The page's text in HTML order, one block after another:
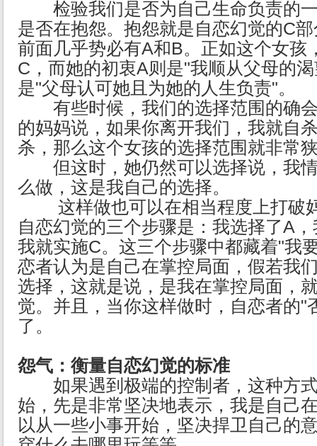
检验我们是否为自己生命负责的一
是否在抱怨。抱怨就是自恋幻觉的C
前面几乎势必有A和B。正如这个女孩
C，而她的初衷A则是"我顺从父母的
是"父母认可她且为她的人生负责"。
有些时候，我们的选择范围的确会
的妈妈说，如果你离开我们，我就自
杀，那么这个女孩的选择范围就非常
但这时，她仍然可以选择说，我情
么做，这是我自己的选择。
这样做也可以在相当程度上打破
自恋幻觉的三个步骤是：我选择了A
我就实施C。这三个步骤中都藏着"我
恋者认为是自己在掌控局面，假若我
选择，这就是说，是我在掌控局面，
觉。并且，当你这样做时，自恋者的"
了。
怨气：衡量自恋幻觉的标准
如果遇到极端的控制者，这种方式
始，先是非常坚决地表示，我是自己
以从一些小事开始，坚决捍卫自己的